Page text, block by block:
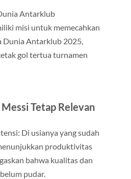
Antarklub
misi untuk memecahkan
Dunia Antarklub 2025,
gol tertua turnamen
Tetap Relevan
Di usianya yang sudah
produktivitas
bahwa kualitas dan
pudar.